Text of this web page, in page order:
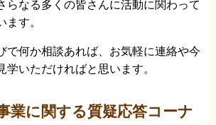
らなる多くの皆さんに活動に関わって
ます。
何か相談あれば、お気軽に連絡や今
学いただければと思います。
業に関する質疑応答コーナ